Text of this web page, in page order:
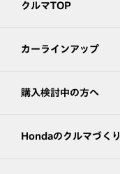
クルマTOP
カーラインアップ
購入検討中の方へ
Hondaのクルマづくり